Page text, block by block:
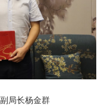
副局长杨金群